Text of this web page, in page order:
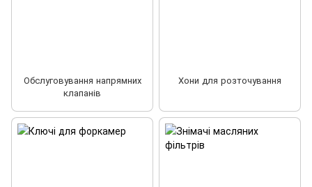
Обслуговування напрямних
клапанів
Хони для розточування